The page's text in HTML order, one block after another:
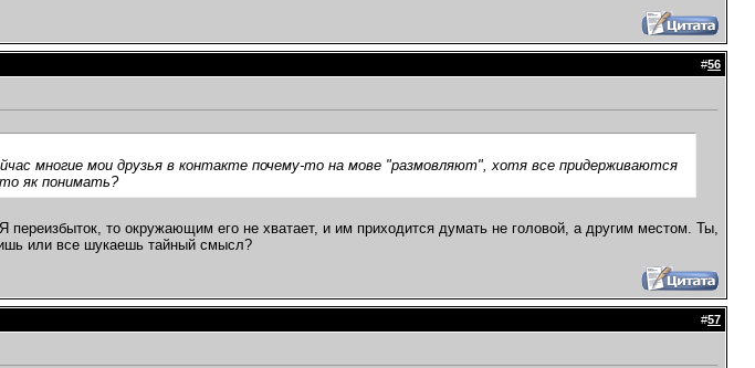
#56
многие мои друзья в контакте почему-то на мове "размовляют", хотя все придерживаются
як понимать?
то окружающим его не хватает, и им приходится думать не головой, а другим местом. Ты,
или все шукаешь тайный смысл?
#57